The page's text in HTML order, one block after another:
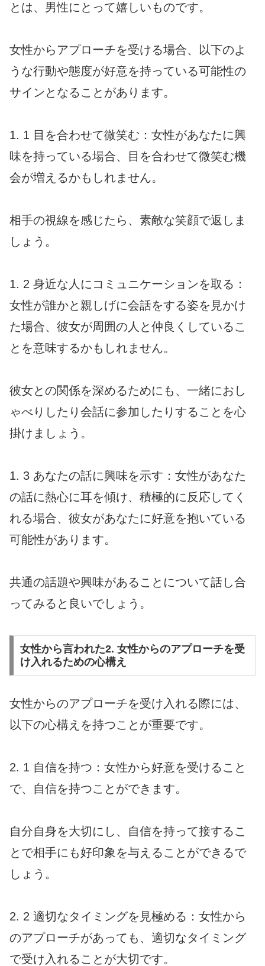
とは、男性にとって嬉しいものです。
女性からアプローチを受ける場合、以下のよ
うな行動や態度が好意を持っている可能性の
サインとなることがあります。
1. 1 目を合わせて微笑む：女性があなたに興
味を持っている場合、目を合わせて微笑む機
会が増えるかもしれません。
相手の視線を感じたら、素敵な笑顔で返しま
しょう。
1. 2 身近な人にコミュニケーションを取る：
女性が誰かと親しげに会話をする姿を見かけ
た場合、彼女が周囲の人と仲良くしているこ
とを意味するかもしれません。
彼女との関係を深めるためにも、一緒におし
ゃべりしたり会話に参加したりすることを心
掛けましょう。
1. 3 あなたの話に興味を示す：女性があなた
の話に熱心に耳を傾け、積極的に反応してく
れる場合、彼女があなたに好意を抱いている
可能性があります。
共通の話題や興味があることについて話し合
ってみると良いでしょう。
女性から言われた2. 女性からのアプローチを受
け入れるための心構え
女性からのアプローチを受け入れる際には、
以下の心構えを持つことが重要です。
2. 1 自信を持つ：女性から好意を受けること
で、自信を持つことができます。
自分自身を大切にし、自信を持って接するこ
とで相手にも好印象を与えることができるで
しょう。
2. 2 適切なタイミングを見極める：女性から
のアプローチがあっても、適切なタイミング
で受け入れることが大切です。